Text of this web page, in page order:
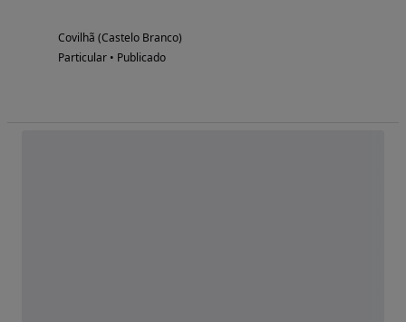
Covilhã (Castelo Branco)
Particular • Publicado